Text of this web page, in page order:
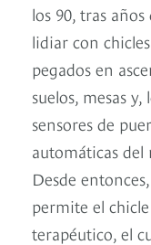
los 90, tras años
lidiar con chicles
pegados en
suelos, mesas y,
sensores de
automáticas del
Desde
permite el chicle
terapéutico, el